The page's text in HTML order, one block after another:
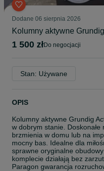
Dodane 06 sierpnia 2026
Kolumny aktywne
1 500 zł do negocjacji
Stan: Używane
OPIS
Kolumny aktywne Grundig
w dobrym stanie.
brzmienia w domu lub na
mocny bas. Idealne dla
sprawne oryginalne
komplecie działają bez
Paragon gwarancja